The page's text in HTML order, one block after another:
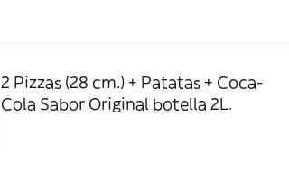
2 Pizzas (28 cm.) + Patatas + Coca-
Cola Sabor Original botella 2L.